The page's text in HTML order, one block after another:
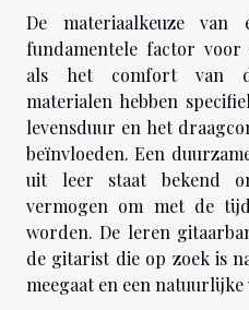
De materiaalkeuze
fundamentele factor voor
als het comfort van
materialen hebben
levensduur en het
beïnvloeden. Een
uit leer staat bekend
vermogen om met de
worden. De leren
de gitarist die op zoek is
meegaat en een